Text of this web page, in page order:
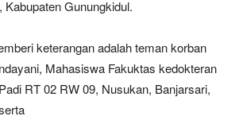
Kabupaten Gunungkidul.
keterangan adalah teman korban
Mahasiswa Fakuktas kedokteran
RT 02 RW 09, Nusukan, Banjarsari,